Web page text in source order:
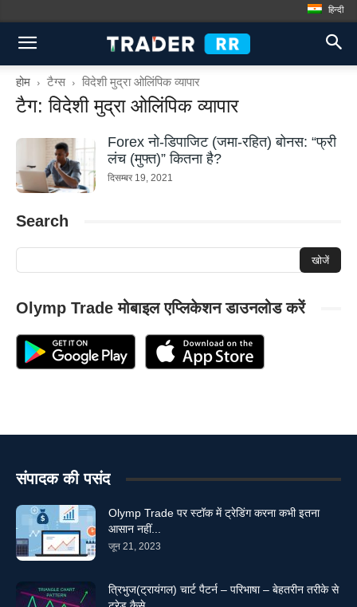
हिन्दी
होम टैग्स विदेशी मुद्रा ओलिंपिक व्यापार
टैग: विदेशी मुद्रा ओलिंपिक व्यापार
Forex नो-डिपाजिट (जमा-रहित) बोनस: “फ्री
लंच (मुफ्त)” कितना है?
दिसम्बर 19, 2021
Search
Olymp Trade मोबाइल एप्लिकेशन डाउनलोड करें
संपादक की पसंद
Olymp Trade पर स्टॉक में ट्रेडिंग करना कभी इतना
आसान नहीं...
जून 21, 2023
त्रिभुज(ट्रायंगल) चार्ट पैटर्न – परिभाषा – बेहतरीन तरीके से